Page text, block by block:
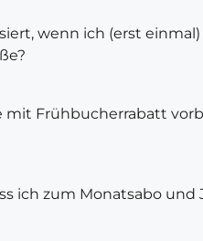
wenn ich (erst
mit Frühbucherrabatt
ich zum Monatsabo und